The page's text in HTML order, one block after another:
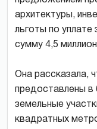
архитектуры,
льготы по уплате
сумму 4,5
Она рассказала,
предоставлены в
земельные
квадратных